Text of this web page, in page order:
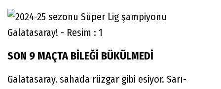
SON 9 MAÇTA BİLEĞİ BÜKÜLMEDİ
Galatasaray, sahada rüzgar gibi esiyor. Sarı-